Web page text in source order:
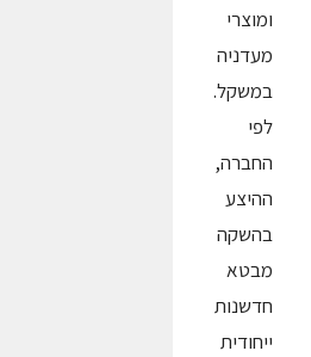
ומוצרי
מעדניה
במשקל.
לפי
החברה,
ההיצע
בהשקה
מבטא
חדשנות
ייחודית